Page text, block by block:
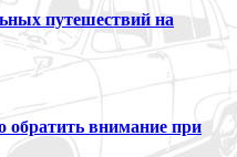
путешествий на
обратить внимание при